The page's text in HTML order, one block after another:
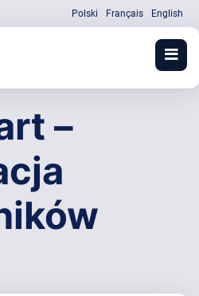
Polski Français English
–